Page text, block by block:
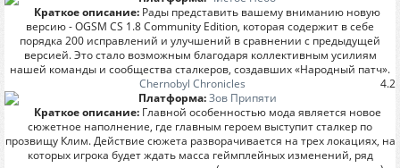
Краткое описание: Рады представить вашему вниманию новую
версию - OGSM CS 1.8 Community Edition, которая содержит в себе
порядка 200 исправлений и улучшений в сравнении с предыдущей
версией. Это стало возможным благодаря коллективным усилиям
нашей команды и сообщества сталкеров, создавших «Народный патч».
4.2
Chernobyl Chronicles
Платформа: Зов Припяти
Краткое описание:Главной особенностью мода является новое
сюжетное наполнение, где главным героем выступит сталкер по
прозвищу Клим. Действие сюжета разворачивается на трех локациях, на
которых игрока будет ждать масса геймплейных изменений, ряд